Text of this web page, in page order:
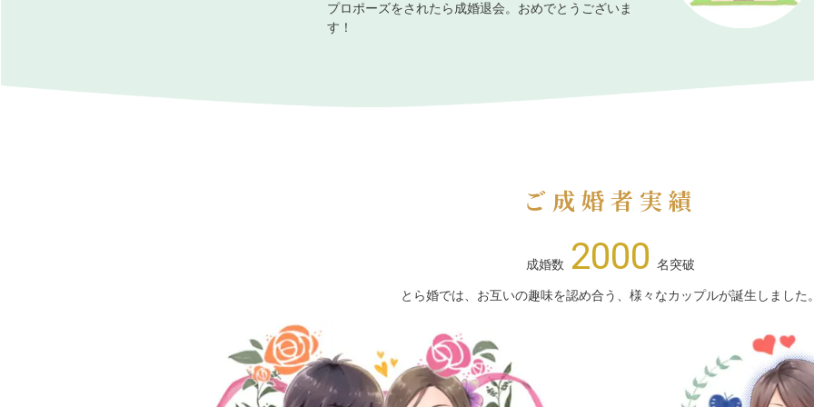
プロポーズをされたら成婚退会。おめでとうございま
す！
ご成婚者実績
成婚数 2000 名突破
とら婚では、お互いの趣味を認め合う、様々なカップルが誕生しました